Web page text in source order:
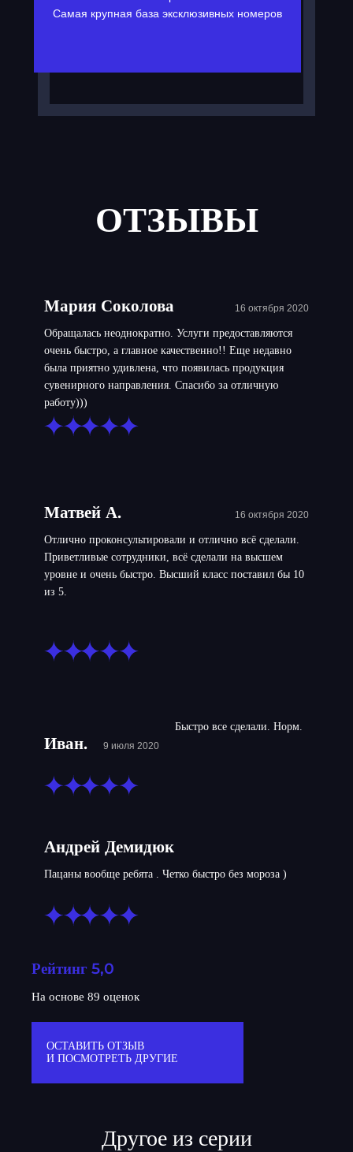
Самая крупная база эксклюзивных номеров
ОТЗЫВЫ
Мария Соколова 16 октября 2020
Обращалась неоднократно. Услуги предоставляются
очень быстро, а главное качественно!! Еще недавно
была приятно удивлена, что появилась продукция
сувенирного направления. Спасибо за отличную
работу)))
Матвей А. 16 октября 2020
Отлично проконсультировали и отлично всё сделали.
Приветливые сотрудники, всё сделали на высшем
уровне и очень быстро. Высший класс поставил бы 10
из 5.
Иван. 9 июля 2020
Быстро все сделали. Норм.
Андрей Демидюк
Пацаны вообще ребята . Четко быстро без мороза )
Рейтинг 5,0
На основе 89 оценок
ОСТАВИТЬ ОТЗЫВ
И ПОСМОТРЕТЬ ДРУГИЕ
Другое из серии